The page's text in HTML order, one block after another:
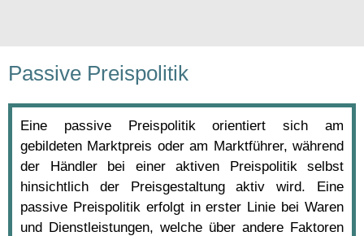
Passive Preispolitik
Eine passive Preispolitik orientiert sich am
gebildeten Marktpreis oder am Marktführer, während
der Händler bei einer aktiven Preispolitik selbst
hinsichtlich der Preisgestaltung aktiv wird. Eine
passive Preispolitik erfolgt in erster Linie bei Waren
und Dienstleistungen, welche über andere Faktoren